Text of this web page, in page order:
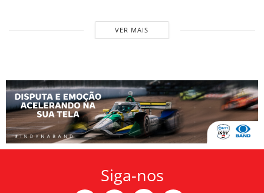
VER MAIS
Siga-nos